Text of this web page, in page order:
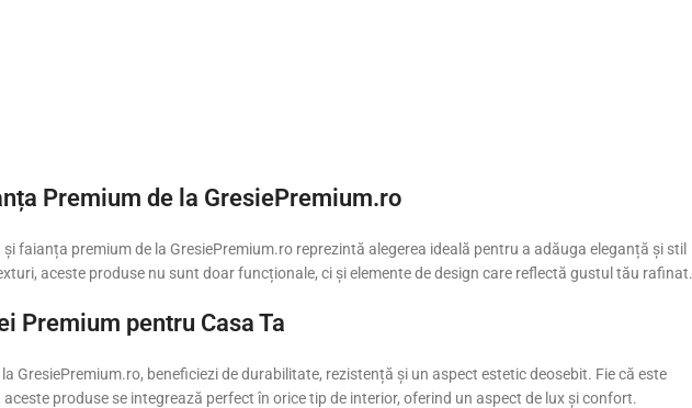
Premium de la GresiePremium.ro
faianța premium de la GresiePremium.ro reprezintă alegerea ideală pentru a adăuga eleganță și stil
aceste produse nu sunt doar funcționale, ci și elemente de design care reflectă gustul tău rafinat.
Premium pentru Casa Ta
GresiePremium.ro, beneficiezi de durabilitate, rezistență și un aspect estetic deosebit. Fie că este
produse se integrează perfect în orice tip de interior, oferind un aspect de lux și confort.